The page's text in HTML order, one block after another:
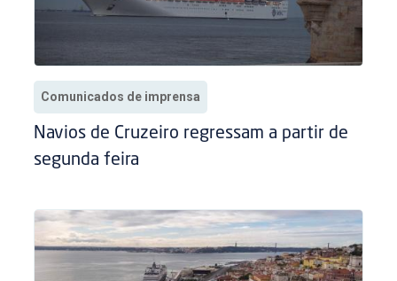
Comunicados de imprensa
Navios de Cruzeiro regressam a partir de
segunda feira